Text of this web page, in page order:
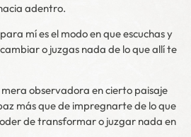
adentro.
mí es el modo en que escuchas y
o juzgas nada de lo que allí te
mera observadora en cierto paisaje
más que de impregnarte de lo que
de transformar o juzgar nada en